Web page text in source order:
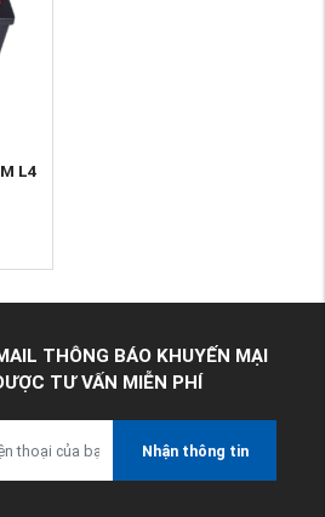
L4
THÔNG BÁO KHUYẾN MẠI
TƯ VẤN MIỄN PHÍ
Nhận thông tin